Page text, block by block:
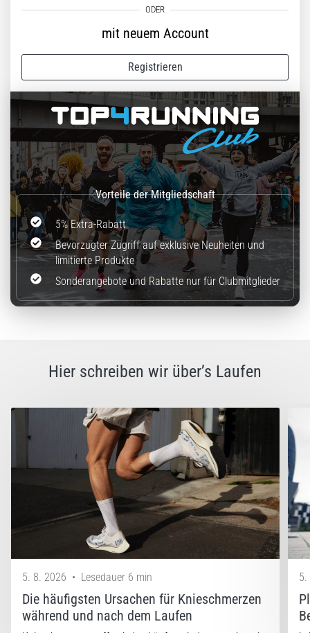
mit neuem Account
Registrieren
5% Extra-Rabatt
Bevorzugter Zugriff auf exklusive Neuheiten und
limitierte Produkte
Sonderangebote und Rabatte nur für Clubmitglieder
Hier schreiben wir über’s Laufen
5. 8. 2026 • Lesedauer 6 min
Die häufigsten Ursachen für Knieschmerzen
während und nach dem Laufen
5.